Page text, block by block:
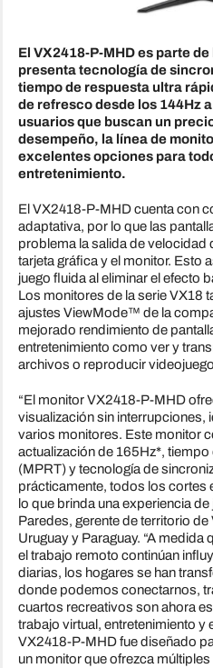
El VX2418-P-MHD es parte
presenta tecnología de
tiempo de respuesta ultra
de refresco desde los 144Hz
usuarios que buscan un
desempeño, la línea de
excelentes opciones para
entretenimiento.
El VX2418-P-MHD cuenta con
adaptativa, por lo que las
problema la salida de velocidad
tarjeta gráfica y el monitor. Esto
juego fluida al eliminar el efecto
Los monitores de la serie VX18
ajustes ViewMode™ de la
mejorado rendimiento de
entretenimiento como ver y
archivos o reproducir
“El monitor VX2418-P-MHD
visualización sin interrupciones,
varios monitores. Este monitor
actualización de 165Hz*, tiempo
(MPRT) y tecnología de
prácticamente, todos los cortes
lo que brinda una experiencia
Paredes, gerente de territorio
Uruguay y Paraguay. “A
el trabajo remoto continúan
diarias, los hogares se han
donde podemos conectarnos,
cuartos recreativos son ahora
trabajo virtual, entretenimiento y
VX2418-P-MHD fue diseñado
un monitor que ofrezca